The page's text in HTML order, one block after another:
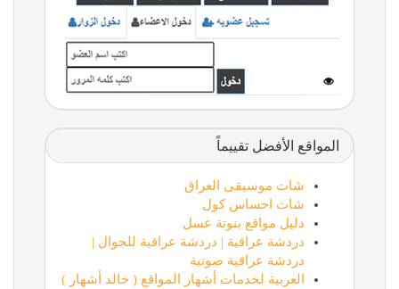
المواقع الأفضل تقييماً
شات موسيقى العراق
شات احساس كول
دليل مواقع بنوتة عسل
دردشة عراقية | دردشة عراقية للجوال |
دردشة عراقية صوتية
العربية لخدمات أشهار المواقع ( خالد أشهار )